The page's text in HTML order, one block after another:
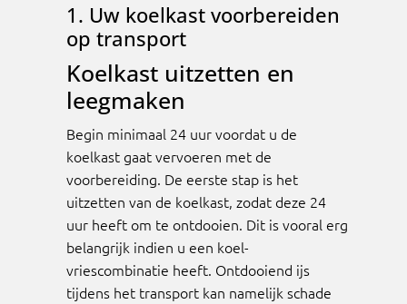
1. Uw koelkast voorbereiden
op transport
Koelkast uitzetten en
leegmaken
Begin minimaal 24 uur voordat u de
koelkast gaat vervoeren met de
voorbereiding. De eerste stap is het
uitzetten van de koelkast, zodat deze 24
uur heeft om te ontdooien. Dit is vooral erg
belangrijk indien u een koel-
vriescombinatie heeft. Ontdooiend ijs
tijdens het transport kan namelijk schade